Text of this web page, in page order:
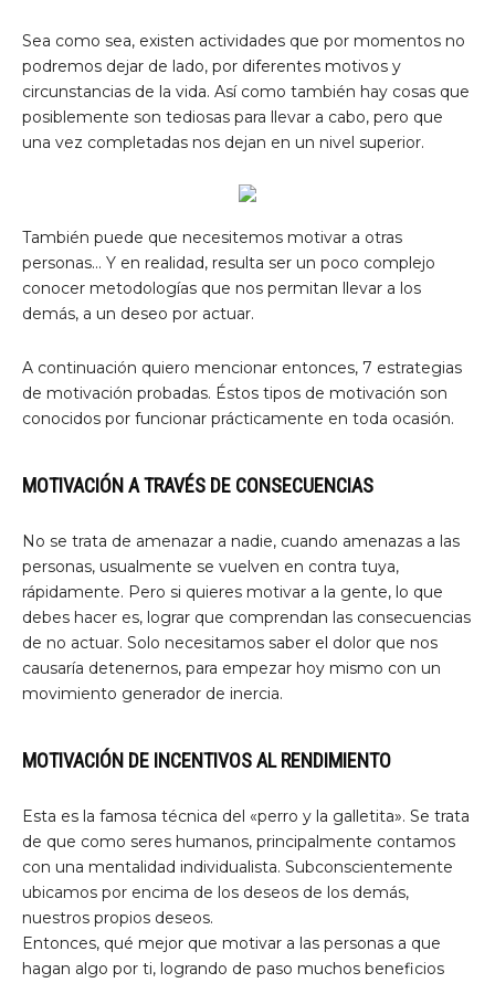
Sea como sea, existen actividades que por momentos no
podremos dejar de lado, por diferentes motivos y
circunstancias de la vida. Así como también hay cosas que
posiblemente son tediosas para llevar a cabo, pero que
una vez completadas nos dejan en un nivel superior.
También puede que necesitemos motivar a otras
personas… Y en realidad, resulta ser un poco complejo
conocer metodologías que nos permitan llevar a los
demás, a un deseo por actuar.
A continuación quiero mencionar entonces, 7 estrategias
de motivación probadas. Éstos tipos de motivación son
conocidos por funcionar prácticamente en toda ocasión.
MOTIVACIÓN A TRAVÉS DE CONSECUENCIAS
No se trata de amenazar a nadie, cuando amenazas a las
personas, usualmente se vuelven en contra tuya,
rápidamente. Pero si quieres motivar a la gente, lo que
debes hacer es, lograr que comprendan las consecuencias
de no actuar. Solo necesitamos saber el dolor que nos
causaría detenernos, para empezar hoy mismo con un
movimiento generador de inercia.
MOTIVACIÓN DE INCENTIVOS AL RENDIMIENTO
Esta es la famosa técnica del «perro y la galletita». Se trata
de que como seres humanos, principalmente contamos
con una mentalidad individualista. Subconscientemente
ubicamos por encima de los deseos de los demás,
nuestros propios deseos.
Entonces, qué mejor que motivar a las personas a que
hagan algo por ti, logrando de paso muchos beneficios